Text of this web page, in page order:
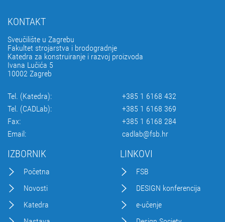
KONTAKT
Sveučilište u Zagrebu
Fakultet strojarstva i brodogradnje
Katedra za konstruiranje i razvoj proizvoda
Ivana Lučića 5
10002 Zagreb
Tel. (Katedra):
+385 1 6168 432
Tel. (CADLab):
+385 1 6168 369
Fax:
+385 1 6168 284
Email:
cadlab@fsb.hr
IZBORNIK
Početna
Novosti
Katedra
LINKOVI
FSB
DESIGN konferencija
e-učenje